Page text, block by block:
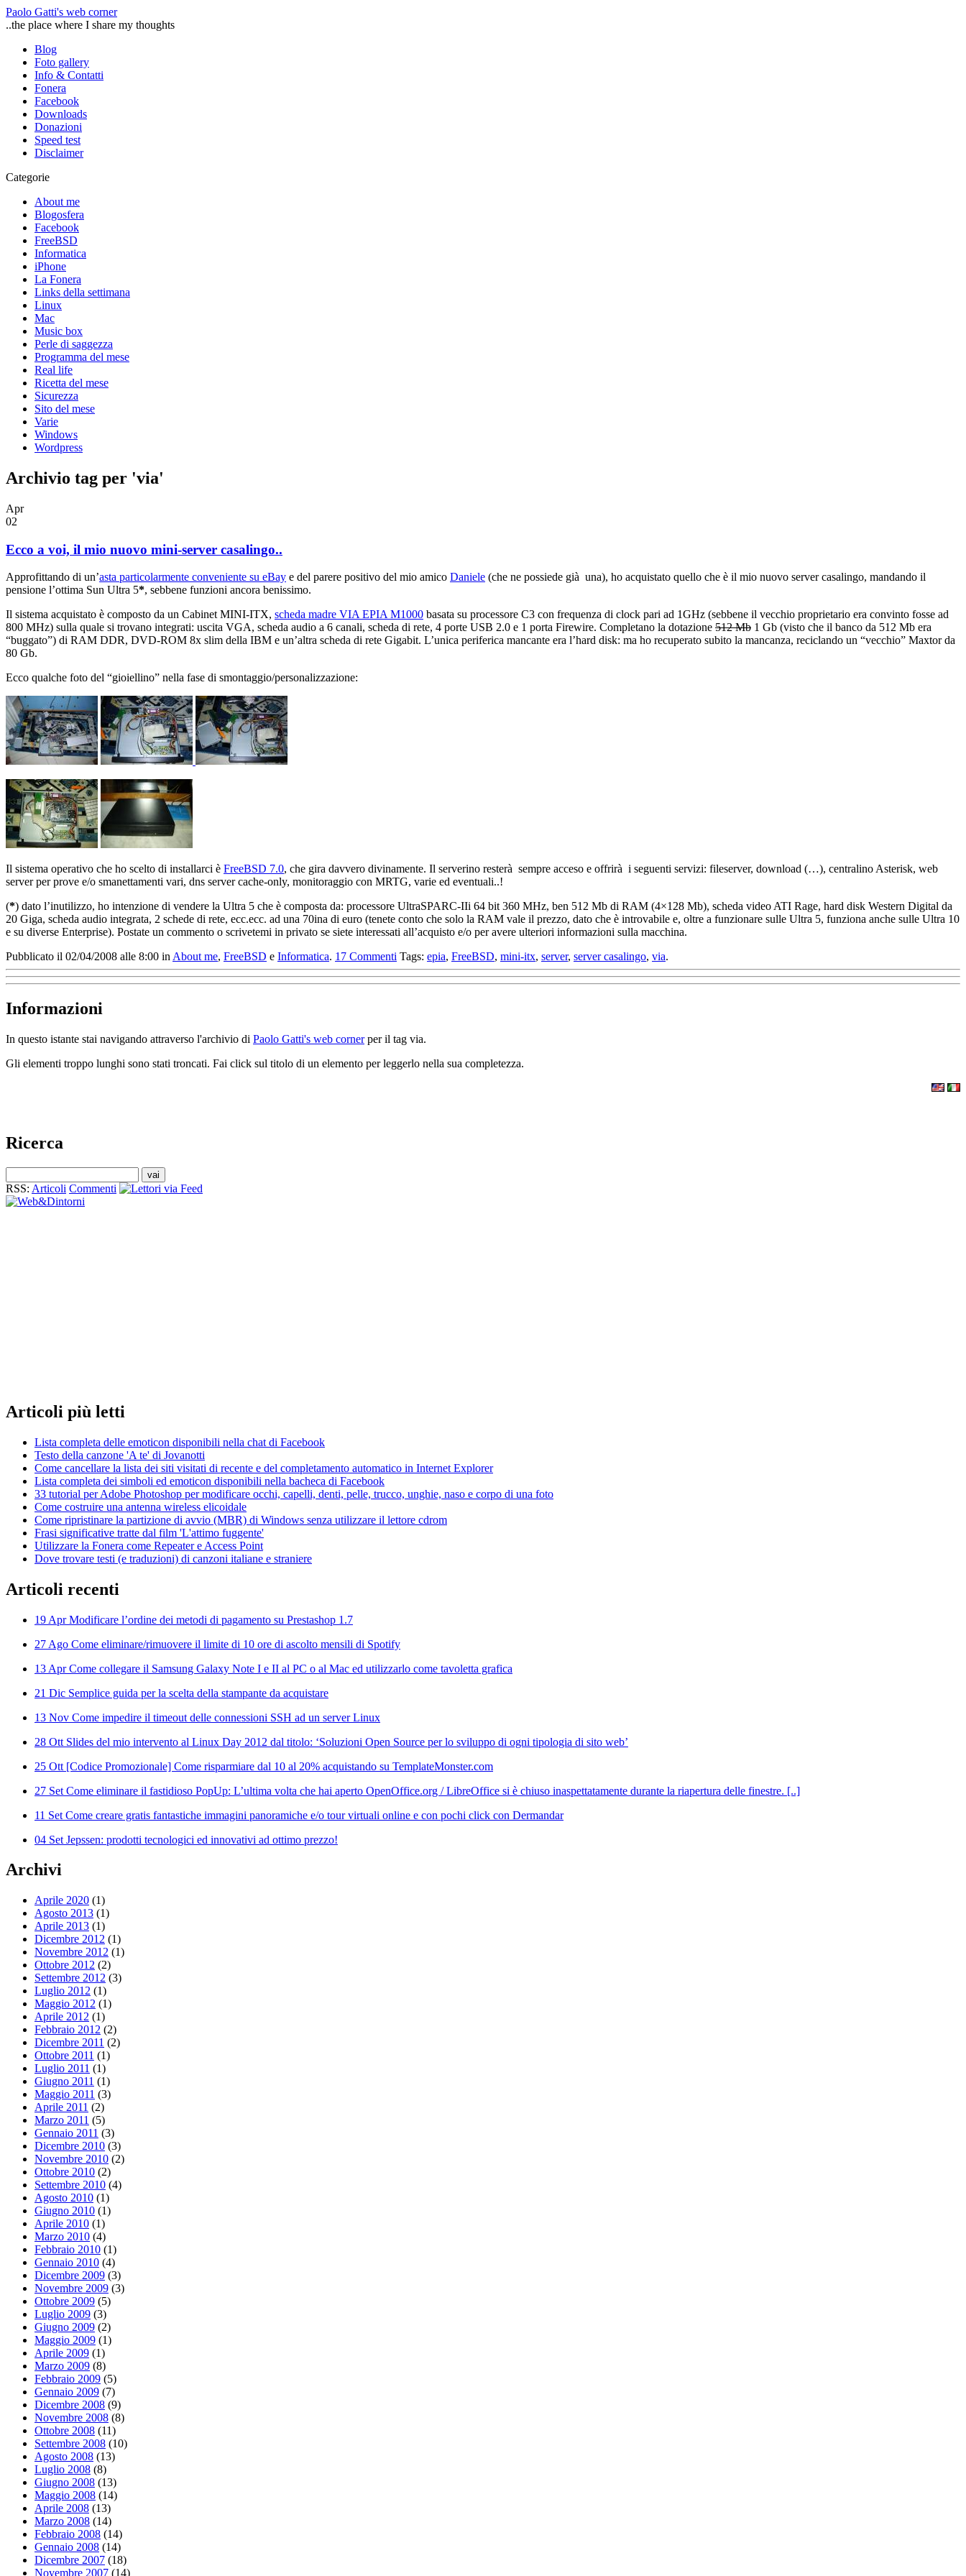
Paolo Gatti's web corner
..the place where I share my thoughts
Blog
Foto gallery
Info & Contatti
Fonera
Facebook
Downloads
Donazioni
Speed test
Disclaimer
Categorie
About me
Blogosfera
Facebook
FreeBSD
Informatica
iPhone
La Fonera
Links della settimana
Linux
Mac
Music box
Perle di saggezza
Programma del mese
Real life
Ricetta del mese
Sicurezza
Sito del mese
Varie
Windows
Wordpress
Archivio tag per 'via'
Apr
02
Ecco a voi, il mio nuovo mini-server casalingo..
Approfittando di un’asta particolarmente conveniente su eBay e del parere positivo del mio amico Daniele (che ne possiede già una), ho acquistato quello che è il mio nuovo server casalingo, mandando il
pensione l’ottima Sun Ultra 5*, sebbene funzioni ancora benissimo.
Il sistema acquistato è composto da un Cabinet MINI-ITX, scheda madre VIA EPIA M1000 basata su processore C3 con frequenza di clock pari ad 1GHz (sebbene il vecchio proprietario era convinto fosse ad
800 MHz) sulla quale si trovano integrati: uscita VGA, scheda audio a 6 canali, scheda di rete, 4 porte USB 2.0 e 1 porta Firewire. Completano la dotazione 512 Mb 1 Gb (visto che il banco da 512 Mb era
“buggato”) di RAM DDR, DVD-ROM 8x slim della IBM e un’altra scheda di rete Gigabit. L’unica periferica mancante era l’hard disk: ma ho recuperato subito la mancanza, reciclando un “vecchio” Maxtor da
80 Gb.
Ecco qualche foto del “gioiellino” nella fase di smontaggio/personalizzazione:
Il sistema operativo che ho scelto di installarci è FreeBSD 7.0, che gira davvero divinamente. Il serverino resterà sempre acceso e offrirà i seguenti servizi: fileserver, download (…), centralino Asterisk, web
server per prove e/o smanettamenti vari, dns server cache-only, monitoraggio con MRTG, varie ed eventuali..!
(*) dato l’inutilizzo, ho intenzione di vendere la Ultra 5 che è composta da: processore UltraSPARC-IIi 64 bit 360 MHz, ben 512 Mb di RAM (4×128 Mb), scheda video ATI Rage, hard disk Western Digital da
20 Giga, scheda audio integrata, 2 schede di rete, ecc.ecc. ad una 70ina di euro (tenete conto che solo la RAM vale il prezzo, dato che è introvabile e, oltre a funzionare sulle Ultra 5, funziona anche sulle Ultra 10
e su diverse Enterprise). Postate un commento o scrivetemi in privato se siete interessati all’acquisto e/o per avere ulteriori informazioni sulla macchina.
Pubblicato il 02/04/2008 alle 8:00 in About me, FreeBSD e Informatica. 17 Commenti Tags: epia, FreeBSD, mini-itx, server, server casalingo, via.
Informazioni
In questo istante stai navigando attraverso l'archivio di Paolo Gatti's web cornerper il tag via.
Gli elementi troppo lunghi sono stati troncati. Fai click sul titolo di un elemento per leggerlo nella sua completezza.
Ricerca
RSS: Articoli Commenti
Articoli più letti
Lista completa delle emoticon disponibili nella chat di Facebook
Testo della canzone 'A te' di Jovanotti
Come cancellare la lista dei siti visitati di recente e del completamento automatico in Internet Explorer
Lista completa dei simboli ed emoticon disponibili nella bacheca di Facebook
33 tutorial per Adobe Photoshop per modificare occhi, capelli, denti, pelle, trucco, unghie, naso e corpo di una foto
Come costruire una antenna wireless elicoidale
Come ripristinare la partizione di avvio (MBR) di Windows senza utilizzare il lettore cdrom
Frasi significative tratte dal film 'L'attimo fuggente'
Utilizzare la Fonera come Repeater e Access Point
Dove trovare testi (e traduzioni) di canzoni italiane e straniere
Articoli recenti
19 Apr Modificare l’ordine dei metodi di pagamento su Prestashop 1.7
27 Ago Come eliminare/rimuovere il limite di 10 ore di ascolto mensili di Spotify
13 Apr Come collegare il Samsung Galaxy Note I e II al PC o al Mac ed utilizzarlo come tavoletta grafica
21 Dic Semplice guida per la scelta della stampante da acquistare
13 Nov Come impedire il timeout delle connessioni SSH ad un server Linux
28 Ott Slides del mio intervento al Linux Day 2012 dal titolo: ‘Soluzioni Open Source per lo sviluppo di ogni tipologia di sito web’
25 Ott [Codice Promozionale] Come risparmiare dal 10 al 20% acquistando su TemplateMonster.com
27 Set Come eliminare il fastidioso PopUp: L’ultima volta che hai aperto OpenOffice.org / LibreOffice si è chiuso inaspettatamente durante la riapertura delle finestre. [..]
11 Set Come creare gratis fantastiche immagini panoramiche e/o tour virtuali online e con pochi click con Dermandar
04 Set Jepssen: prodotti tecnologici ed innovativi ad ottimo prezzo!
Archivi
Aprile 2020 (1)
Agosto 2013 (1)
Aprile 2013 (1)
Dicembre 2012 (1)
Novembre 2012 (1)
Ottobre 2012 (2)
Settembre 2012 (3)
Luglio 2012 (1)
Maggio 2012 (1)
Aprile 2012 (1)
Febbraio 2012 (2)
Dicembre 2011 (2)
Ottobre 2011 (1)
Luglio 2011 (1)
Giugno 2011 (1)
Maggio 2011 (3)
Aprile 2011 (2)
Marzo 2011 (5)
Gennaio 2011 (3)
Dicembre 2010 (3)
Novembre 2010 (2)
Ottobre 2010 (2)
Settembre 2010 (4)
Agosto 2010 (1)
Giugno 2010 (1)
Aprile 2010 (1)
Marzo 2010 (4)
Febbraio 2010 (1)
Gennaio 2010 (4)
Dicembre 2009 (3)
Novembre 2009 (3)
Ottobre 2009 (5)
Luglio 2009 (3)
Giugno 2009 (2)
Maggio 2009 (1)
Aprile 2009 (1)
Marzo 2009 (8)
Febbraio 2009 (5)
Gennaio 2009 (7)
Dicembre 2008 (9)
Novembre 2008 (8)
Ottobre 2008 (11)
Settembre 2008 (10)
Agosto 2008 (13)
Luglio 2008 (8)
Giugno 2008 (13)
Maggio 2008 (14)
Aprile 2008 (13)
Marzo 2008 (14)
Febbraio 2008 (14)
Gennaio 2008 (14)
Dicembre 2007 (18)
Novembre 2007 (14)